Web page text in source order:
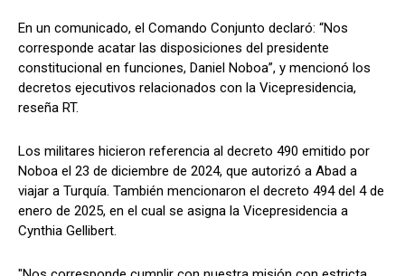
En un comunicado, el Comando Conjunto declaró: “Nos
corresponde acatar las disposiciones del presidente
constitucional en funciones, Daniel Noboa”, y mencionó los
decretos ejecutivos relacionados con la Vicepresidencia,
reseña RT.
Los militares hicieron referencia al decreto 490 emitido por
Noboa el 23 de diciembre de 2024, que autorizó a Abad a
viajar a Turquía. También mencionaron el decreto 494 del 4 de
enero de 2025, en el cual se asigna la Vicepresidencia a
Cynthia Gellibert.